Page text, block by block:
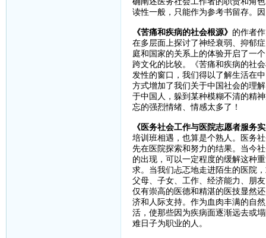
读性一般，只能作为参考书留存。
《苦痛和疾病的社会根源》 的作者
在多层面上探讨了神经衰弱、抑郁
庭和国家的关系上的体验开启了一
跨文化的比较。《苦痛和疾病的社
发性的窗口，我们得以了解生活在
方式增加了我们关于中国社会的理
于中国人，躲到某种模糊不清的精
忘的强烈情绪、情感太多了！
《医务社会工作与医院志愿者服务
培训班相遇，也算是个熟人。医务
先在医院探索和努力的结果。当今
的出现，可以一定程度的缓解这种
求。当我们忐忑地走进陌生的医院
父母、子女、工作、经济能力、朋
仅有崇高的医德和精湛的医技显然
济和人际支持。作为血肉丰满的自
活，使那些因为疾病面逐渐远去或
难日子为职业的人。